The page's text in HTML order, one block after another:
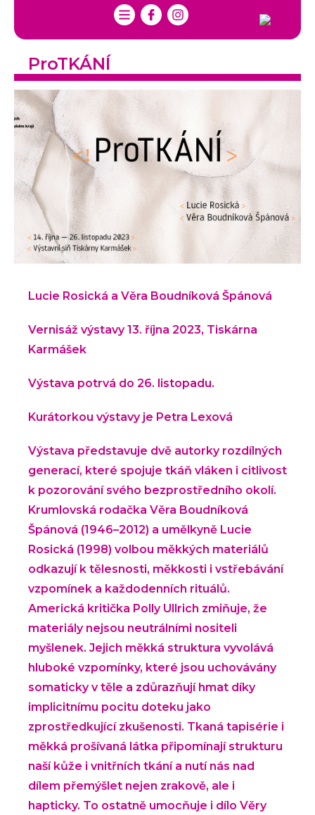
ProTKÁNÍ
Lucie Rosická a Věra Boudníková Špánová
Vernisáž výstavy 13. října 2023, Tiskárna
Karmášek
Výstava potrvá do 26. listopadu.
Kurátorkou výstavy je Petra Lexová
Výstava představuje dvě autorky rozdílných
generací, které spojuje tkáň vláken i citlivost
k pozorování svého bezprostředního okolí.
Krumlovská rodačka Věra Boudníková
Špánová (1946–2012) a umělkyně Lucie
Rosická (1998) volbou měkkých materiálů
odkazují k tělesnosti, měkkosti i vstřebávání
vzpomínek a každodenních rituálů.
Americká kritička Polly Ullrich zmiňuje, že
materiály nejsou neutrálními nositeli
myšlenek. Jejich měkká struktura vyvolává
hluboké vzpomínky, které jsou uchovávány
somaticky v těle a zdůrazňují hmat díky
implicitnímu pocitu doteku jako
zprostředkující zkušenosti. Tkaná tapisérie i
měkká prošívaná látka připomínají strukturu
naší kůže i vnitřních tkání a nutí nás nad
dílem přemýšlet nejen zrakově, ale i
hapticky. To ostatně umocňuje i dílo Věry